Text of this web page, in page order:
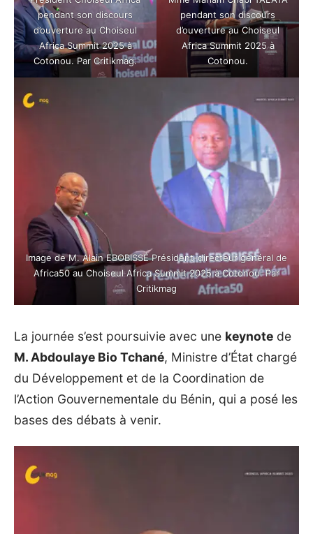
pendant son discours
d’ouverture au Choiseul
Africa Summit 2025 à
Cotonou. Par Critikmag.
pendant son discours
d’ouverture au Choiseul
Africa Summit 2025 à
Cotonou.
Image de M. Alain EBOBISSÉ Président-directeur général de
Africa50 au Choiseul Africa Summit 2025 à Cotonou. Par
Critikmag
La journée s’est poursuivie avec une keynote de
M. Abdoulaye Bio Tchané, Ministre d’État chargé
du Développement et de la Coordination de
l’Action Gouvernementale du Bénin, qui a posé les
bases des débats à venir.